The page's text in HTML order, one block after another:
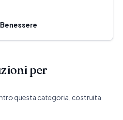
Benessere
per
questa categoria, costruita